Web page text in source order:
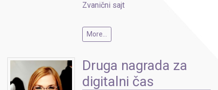
Zvanični sajt
More...
Druga nagrada za
digitalni čas